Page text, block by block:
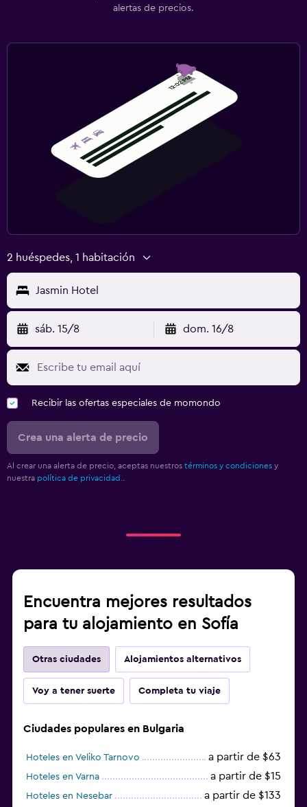
alertas de precios.
2 huéspedes, 1 habitación
Jasmin Hotel
sáb. 15/8 dom. 16/8
Recibir las ofertas especiales de momondo
Crea una alerta de precio
Al crear una alerta de precio, aceptas nuestros términos y condiciones y
nuestra política de privacidad.
Encuentra mejores resultados
para tu alojamiento en Sofía
Otras ciudades Alojamientos alternativos
Voy a tener suerte Completa tu viaje
Ciudades populares en Bulgaria
Hoteles en Veliko Tarnovo a partir de $63
Hoteles en Varna a partir de $15
Hoteles en Nesebar a partir de $133